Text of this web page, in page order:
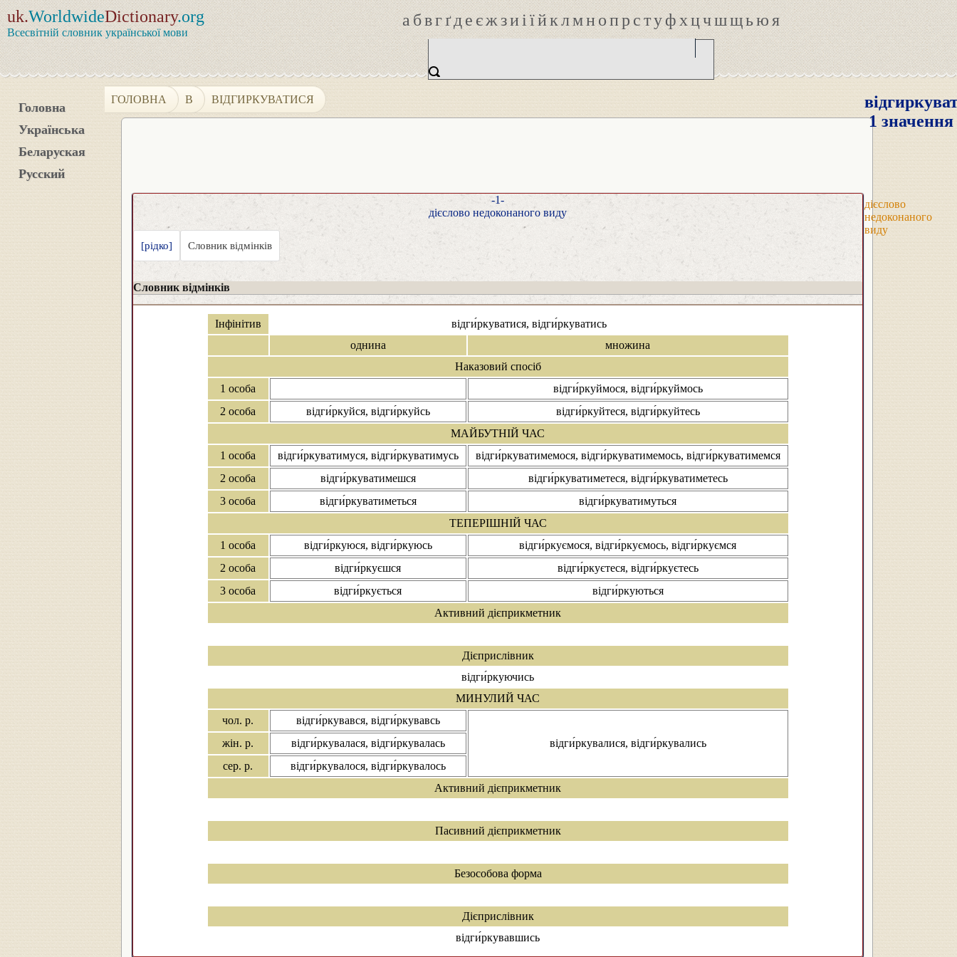
uk.WorldwideDictionary.org
Всесвітній словник української мови
абвгґдеєжзиіїйклмнопрстуфхцчшщьюя
Головна
Українська
Беларуская
Русский
ГОЛОВНА В ВІДГИРКУВАТИСЯ
1 значення
дієслово
недоконаного
виду
-1-
дієслово недоконаного виду
[рідко] Словник відмінків
Словник відмінків
Інфінітив
відги́ркуватися, відги́ркуватись
однина
множина
Наказовий спосіб
1 особа
відги́ркуймося, відги́ркуймось
2 особа
відги́ркуйся, відги́ркуйсь
відги́ркуйтеся, відги́ркуйтесь
МАЙБУТНІЙ ЧАС
1 особа
відги́ркуватимуся, відги́ркуватимусь
відги́ркуватимемося, відги́ркуватимемось, відги́ркуватимемся
2 особа
відги́ркуватимешся
відги́ркуватиметеся, відги́ркуватиметесь
3 особа
відги́ркуватиметься
відги́ркуватимуться
ТЕПЕРІШНІЙ ЧАС
1 особа
відги́ркуюся, відги́ркуюсь
відги́ркуємося, відги́ркуємось, відги́ркуємся
2 особа
відги́ркуєшся
відги́ркуєтеся, відги́ркуєтесь
3 особа
відги́ркується
відги́ркуються
Активний дієприкметник
Дієприслівник
відги́ркуючись
МИНУЛИЙ ЧАС
чол. р.
відги́ркувався, відги́ркувавсь
відги́ркувалися, відги́ркувались
жін. р.
відги́ркувалася, відги́ркувалась
сер. р.
відги́ркувалося, відги́ркувалось
Активний дієприкметник
Пасивний дієприкметник
Безособова форма
Дієприслівник
відги́ркувавшись